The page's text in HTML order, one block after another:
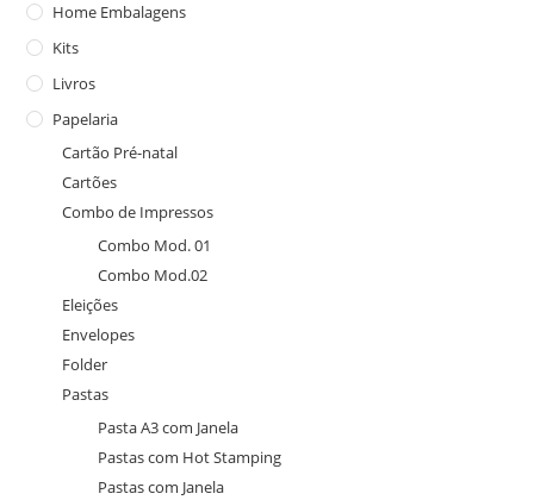
Home Embalagens
Kits
Livros
Papelaria
Cartão Pré-natal
Cartões
Combo de Impressos
Combo Mod. 01
Combo Mod.02
Eleições
Envelopes
Folder
Pastas
Pasta A3 com Janela
Pastas com Hot Stamping
Pastas com Janela